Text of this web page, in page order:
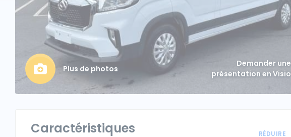
Plus de photos
Demander une
présentation en Visio
Caractéristiques